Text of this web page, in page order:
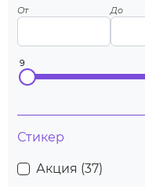
От До
9
Стикер
Акция (37)